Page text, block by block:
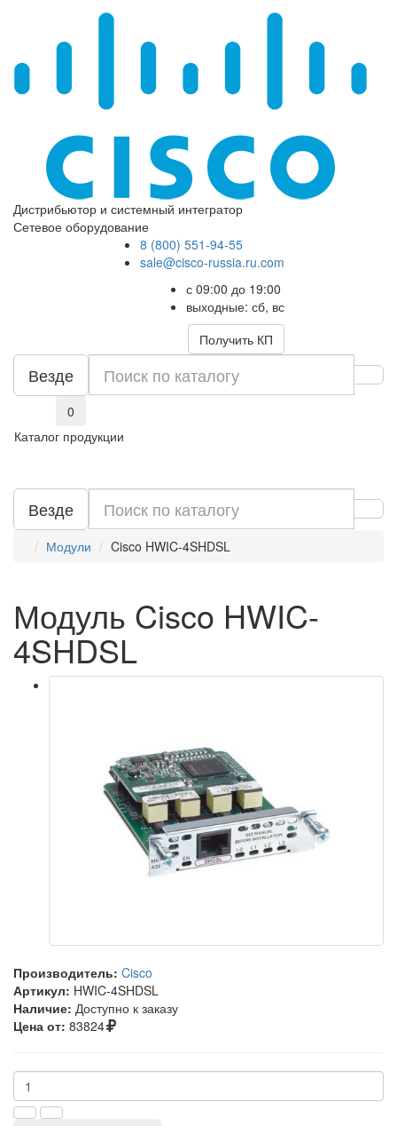
Дистрибьютор и системный интегратор
Сетевое оборудование
8 (800) 551-94-55
sale@cisco-russia.ru.com
с 09:00 до 19:00
выходные: сб, вс
Получить КП
Везде
0
Каталог продукции
Везде
Модули Cisco HWIC-4SHDSL
Модуль Cisco HWIC-
4SHDSL
Производитель: Cisco
Артикул: HWIC-4SHDSL
Наличие: Доступно к заказу
Цена от: 83824